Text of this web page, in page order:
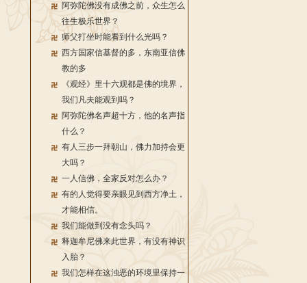
阿弥陀佛没有成佛之前，众生怎么
往生极乐世界？
师父打坐时能看到什么光吗？
西方国家信基督的多，东南亚信佛
教的多
《观经》里十六观都是佛的境界，
我们凡夫能观到吗？
阿弥陀佛名声超十方，他的名声指
什么？
有人三步一拜朝山，佛力加持会更
大吗？
一人信佛，全家反对怎么办？
有的人觉得要亲眼见到西方净土，
才能相信。
我们能做到没有念头吗？
释迦牟尼佛来此世界，有没有神识
入胎？
我们怎样在这浊恶的环境里保持一